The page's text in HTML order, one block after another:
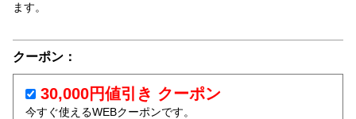
ます。
クーポン：
30,000円値引き クーポン
今すぐ使えるWEBクーポンです。